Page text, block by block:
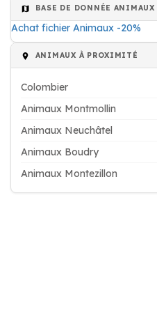
BASE DE DONNÉE ANIMAUX
Achat fichier Animaux -20%
ANIMAUX À PROXIMITÉ
Colombier
Animaux Montmollin
Animaux Neuchâtel
Animaux Boudry
Animaux Montezillon